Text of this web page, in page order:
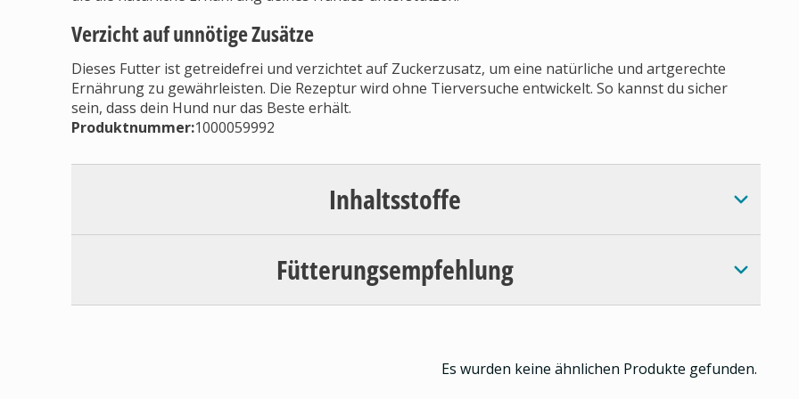
Verzicht auf unnötige Zusätze
Dieses Futter ist getreidefrei und verzichtet auf Zuckerzusatz, um eine natürliche und artgerechte
Ernährung zu gewährleisten. Die Rezeptur wird ohne Tierversuche entwickelt. So kannst du sicher
sein, dass dein Hund nur das Beste erhält.
Produktnummer:1000059992
Inhaltsstoffe
Fütterungsempfehlung
Es wurden keine ähnlichen Produkte gefunden.